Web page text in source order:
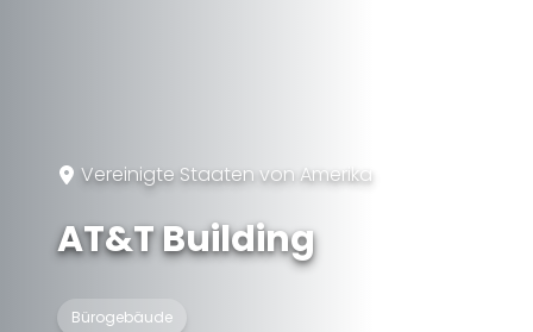
Vereinigte Staaten von Amerika
AT&T Building
Bürogebäude